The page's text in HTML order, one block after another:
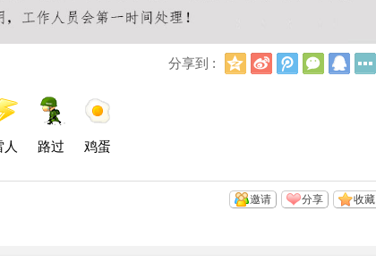
分享到 :
Q
新
浪
腾
讯
微
信
Q
人 路过 鸡蛋
收藏
分享
邀请